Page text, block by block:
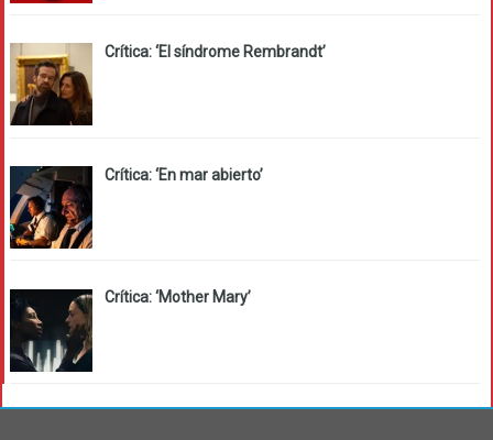
Crítica: ‘El síndrome Rembrandt’
Crítica: ‘En mar abierto’
Crítica: ‘Mother Mary’